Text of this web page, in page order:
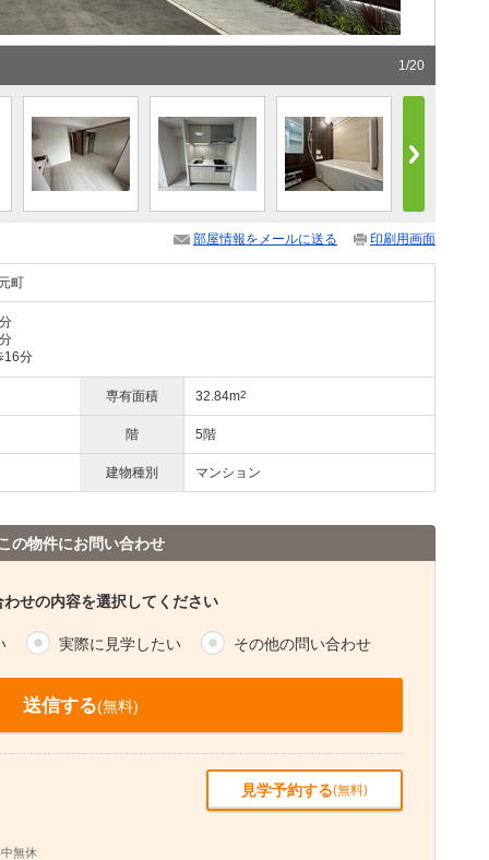
1/20
部屋情報をメールに送る 印刷用画面
町
16分
専有面積 32.84m2
階 5階
建物種別 マンション
の物件にお問い合わせ
わせの内容を選択してください
実際に見学したい その他の問い合わせ
送信する(無料)
見学予約する(無料)
無休